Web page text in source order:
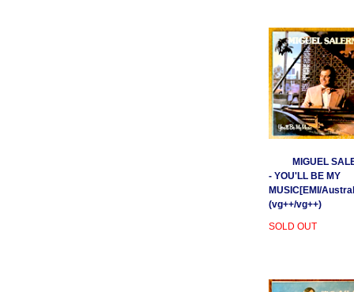
MIGUEL
- YOU'LL BE MY
MUSIC[EMI/
(vg++/vg++)
SOLD OUT